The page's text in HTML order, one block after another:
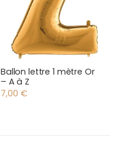
Ballon lettre 1 mètre Or
– A à Z
7,00 €